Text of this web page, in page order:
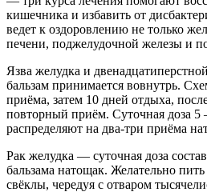
кишечника и избавить от
ведет к оздоровлению не только
печени, поджелудочной железы и
Язва желудка и
бальзам принимается вовнутрь.
приёма, затем 10 дней отдыха,
повторный приём. Суточная доза
распределяют на два-три приёма
Рак желудка — суточная доза
бальзама натощак. Желательно
свёклы, чередуя с отваром